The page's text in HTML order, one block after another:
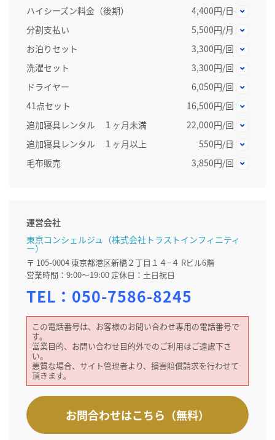
ハイシーズン料金（後期）
4,400円/日
分割支払い
5,500円/月
お泊りセット
3,300円/回
洗濯セット
3,300円/回
ドライヤー
6,050円/回
41点セット
16,500円/回
追加寝具レンタル １ヶ月未満
22,000円/回
追加寝具レンタル １ヶ月以上
550円/日
毛布販売
3,850円/回
運営会社
東京コンシェルジュ（株式会社トラストインフィニティ
ー）
〒 105-0004 東京都港区新橋２丁目１４−４ Rビル6階
営業時間：9:00～19:00 定休日：土日祝日
TEL： 050-7586-8245
この電話番号は、お客様のお問い合わせ専用の電話番号で
す。
営業目的、お問い合わせ目的外でのご利用はご遠慮下さ
い。
悪質な場合、サイト管理者より、損害賠償請求を行わせて
頂きます。
お問合わせはこちら（無料）